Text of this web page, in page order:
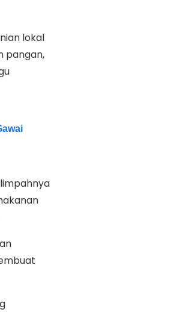
lokal
pangan,